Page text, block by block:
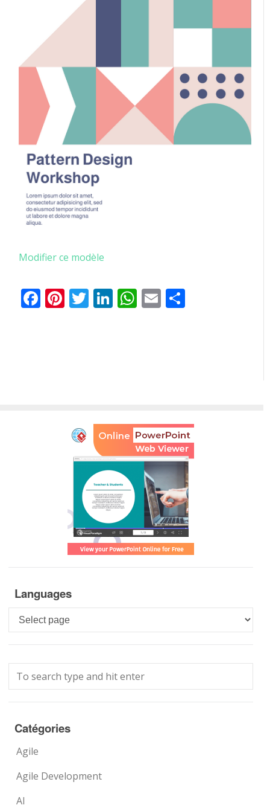
Modifier ce modèle
Facebook
Pinterest
Twitter
LinkedIn
WhatsApp
Email
Languages
Languages
Catégories
Agile
Agile Development
AI